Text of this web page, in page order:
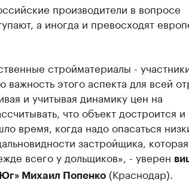
производители в вопросе
а иногда и превосходят
стройматериалы -
этого аспекта для всей
и учитывая динамику цен на
что объект достроится и
время, когда надо опасаться
застройщика,
всего у дольщиков», - уверен
Михаил Попенко(Краснодар).